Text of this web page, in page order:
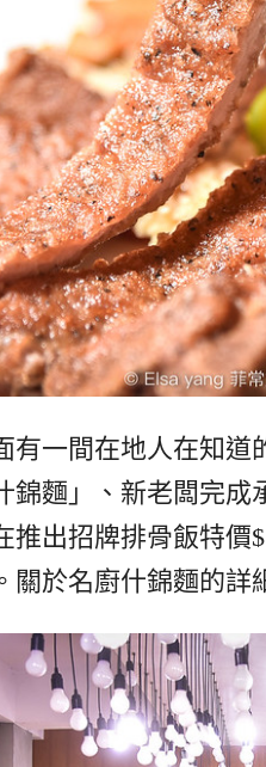
有一間在地人在知道
錦麵」、新老闆完
推出招牌排骨飯特價
關於名廚什錦麵的詳